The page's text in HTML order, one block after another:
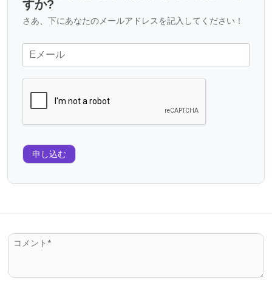
すか?
さあ、下にあなたのメールアドレスを記入してください！
申し込む